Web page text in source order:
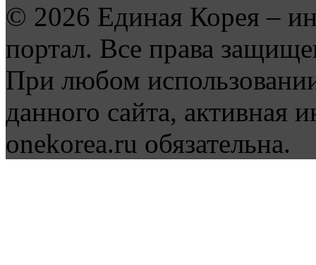
© 2026 Единая Корея –
портал. Все права
При любом
данного сайта, активная
onekorea.ru обязательна.